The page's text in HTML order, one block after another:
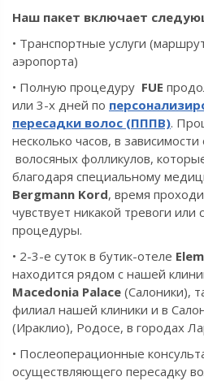
Наш пакет включает
• Транспортные услуги
аэропорта)
• Полную процедуру FUE
или 3-х дней по
пересадки волос (ПППВ).
несколько часов, в зависимости
волосяных фолликулов,
благодаря специальному
Bergmann Kord, время
чувствует никакой тревоги или
процедуры.
• 2-3-е суток в бутик-отеле
находится рядом с нашей
Macedonia Palace (Салоники),
филиал нашей клиники и в
(Ираклио), Родосе, в городах
• Послеоперационные
осуществляющего пересадку